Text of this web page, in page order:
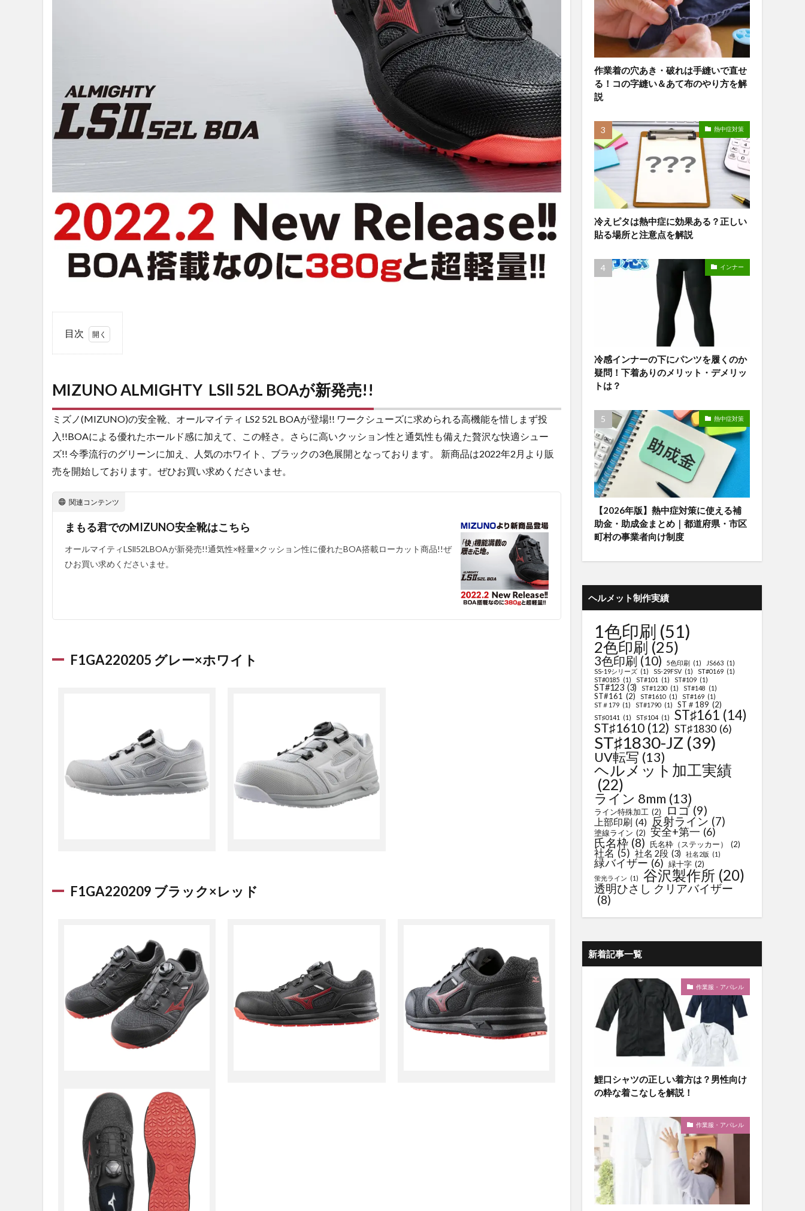
目次
LSll 52L
売!!
1.1
F1GA220205
グレー×ホワ
イト
1.2
F1GA220209
ブラック×レ
ッド
1.3
F1GA220233
BOAの詳細
MIZUNO ALMIGHTY LSll 52L BOAが新発売!!
ミズノ(MIZUNO)の安全靴、オールマイティ LS2 52L BOAが登場!! ワークシューズに求められる高機能を惜しまず投
入!!BOAによる優れたホールド感に加えて、この軽さ。さらに高いクッション性と通気性も備えた贅沢な快適シュー
ズ!! 今季流行のグリーンに加え、人気のホワイト、ブラックの3色展開となっております。 新商品は2022年2月より販
売を開始しております。ぜひお買い求めくださいませ。
関連コンテンツ
まもる君でのMIZUNO安全靴はこちら
オールマイティLSll52LBOAが新発売!!通気性×軽量×クッション性に優れたBOA搭載ローカット商品!!ぜ
ひお買い求めくださいませ。
F1GA220205 グレー×ホワイト
F1GA220209 ブラック×レッド
作業着の穴あき・破れは手縫いで直せ
る！コの字縫い＆あて布のやり方を解
説
熱中症対策
冷えピタは熱中症に効果ある？正しい
貼る場所と注意点を解説
インナー
冷感インナーの下にパンツを履くのか
疑問！下着ありのメリット・デメリッ
トは？
熱中症対策
【2026年版】熱中症対策に使える補
助金・助成金まとめ｜都道府県・市区
町村の事業者向け制度
ヘルメット制作実績
1色印刷 (51)
2色印刷 (25)
3色印刷 (10) 5色印刷 (1) JS663 (1)
SS-19シリーズ (1) SS-29FSV (1) ST#0169 (1)
ST#0185 (1) ST#101 (1) ST#109 (1)
ST#123 (3) ST#1230 (1) ST#148 (1)
ST#161 (2) ST#1610 (1) ST#169 (1)
ST＃179 (1) ST#1790 (1) ST＃189 (2)
ST♯0141 (1) ST♯104 (1) ST♯161 (14)
ST♯1610 (12) ST♯1830 (6)
ST♯1830-JZ (39)
UV転写 (13)
ヘルメット加工実績
(22)
ライン 8mm (13)
ライン特殊加工 (2) ロゴ (9)
上部印刷 (4) 反射ライン (7)
塗線ライン (2) 安全+第一 (6)
氏名枠 (8) 氏名枠（ステッカー） (2)
社名 (5) 社名 2段 (3) 社名2版 (1)
緑バイザー (6) 緑十字 (2)
蛍光ライン (1) 谷沢製作所 (20)
透明ひさし クリアバイザー
(8)
新着記事一覧
作業服・アパレル
鯉口シャツの正しい着方は？男性向け
の粋な着こなしを解説！
作業服・アパレル